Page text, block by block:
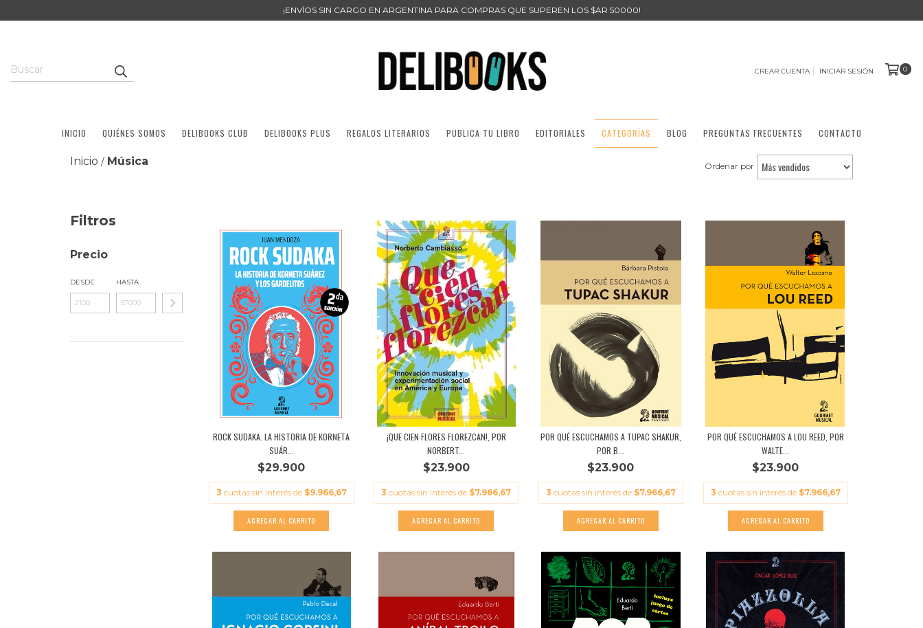
¡ENVÍOS SIN CARGO EN ARGENTINA PARA COMPRAS QUE SUPEREN LOS $AR 50000!
CREAR CUENTA INICIAR SESIÓN 0
INICIO QUIÉNES SOMOS DELIBOOKS CLUB DELIBOOKS PLUS REGALOS LITERARIOS PUBLICA TU LIBRO EDITORIALES CATEGORÍAS BLOG PREGUNTAS FRECUENTES CONTACTO
Inicio / Música Ordenar por
Filtros
Precio
DESDE HASTA
ROCK SUDAKA. LA HISTORIA DE KORNETA
SUÁR...
$29.900
3 cuotas sin interés de $9.966,67
¡QUE CIEN FLORES FLOREZCAN!, POR
NORBERT...
$23.900
3 cuotas sin interés de $7.966,67
POR QUÉ ESCUCHAMOS A TUPAC SHAKUR,
POR B...
$23.900
3 cuotas sin interés de $7.966,67
POR QUÉ ESCUCHAMOS A LOU REED, POR
WALTE...
$23.900
3 cuotas sin interés de $7.966,67